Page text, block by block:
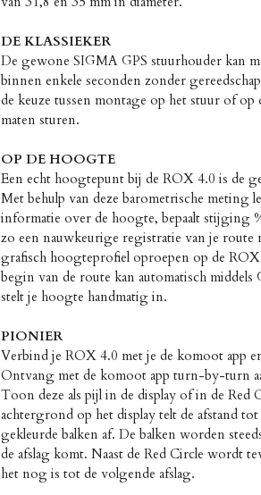
DE KLASSIEKER
De gewone SIGMA GPS stuurhouder kan
binnen enkele seconden zonder
de keuze tussen montage op het stuur of op
maten sturen.
OP DE HOOGTE
Een echt hoogtepunt bij de ROX 4.0 is de
Met behulp van deze barometrische meting
informatie over de hoogte, bepaalt stijging
zo een nauwkeurige registratie van je route
grafisch hoogteprofiel oproepen op de
begin van de route kan automatisch
stelt je hoogte handmatig in.
PIONIER
Verbind je ROX 4.0 met je de komoot app
Ontvang met de komoot app turn-by-turn
Toon deze als pijl in de display of in de Red
achtergrond op het display telt de afstand
gekleurde balken af. De balken worden
de afslag komt. Naast de Red Circle wordt
het nog is tot de volgende afslag.